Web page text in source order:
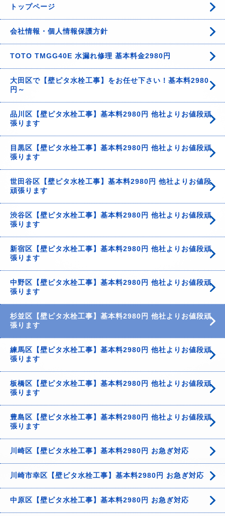
トップページ
会社情報・個人情報保護方針
TOTO TMGG40E 水漏れ修理 基本料金2980円
大田区で【壁ピタ水栓工事】をお任せ下さい！基本料2980
円～
品川区【壁ピタ水栓工事】基本料2980円 他社よりお値段頑
張ります
目黒区【壁ピタ水栓工事】基本料2980円 他社よりお値段頑
張ります
世田谷区【壁ピタ水栓工事】基本料2980円 他社よりお値段
頑張ります
渋谷区【壁ピタ水栓工事】基本料2980円 他社よりお値段頑
張ります
新宿区【壁ピタ水栓工事】基本料2980円 他社よりお値段頑
張ります
中野区【壁ピタ水栓工事】基本料2980円 他社よりお値段頑
張ります
杉並区【壁ピタ水栓工事】基本料2980円 他社よりお値段頑
張ります
練馬区【壁ピタ水栓工事】基本料2980円 他社よりお値段頑
張ります
板橋区【壁ピタ水栓工事】基本料2980円 他社よりお値段頑
張ります
豊島区【壁ピタ水栓工事】基本料2980円 他社よりお値段頑
張ります
川崎区【壁ピタ水栓工事】基本料2980円 お急ぎ対応
川崎市幸区【壁ピタ水栓工事】基本料2980円 お急ぎ対応
中原区【壁ピタ水栓工事】基本料2980円 お急ぎ対応